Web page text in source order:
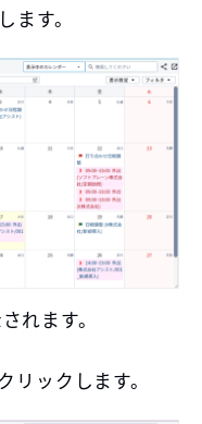
ます。
れます。
ックします。